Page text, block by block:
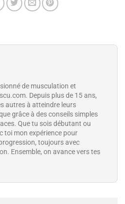
de musculation et
Depuis plus de 15 ans,
autres à atteindre leurs
grâce à des conseils simples
Que tu sois débutant ou
toi mon expérience pour
toujours avec
Ensemble, on avance vers tes